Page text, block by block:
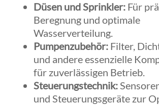
Düsen und Sprinkler:Für
Beregnung und optimale
Wasserverteilung.
Pumpenzubehör:Filter,
und andere essenzielle
für zuverlässigen Betrieb.
Steuerungstechnik:
und Steuerungsgeräte zur